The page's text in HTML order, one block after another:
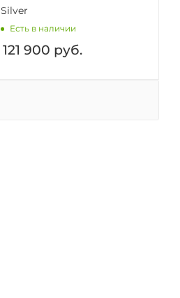
Silver
Есть в наличии
121 900 руб.